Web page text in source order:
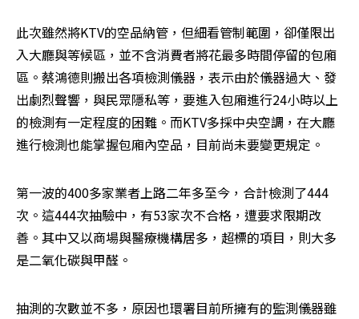
此次雖然將KTV的空品納管，但細看管制範圍，卻僅限出
入大廳與等候區，並不含消費者將花最多時間停留的包廂
區。蔡鴻德則搬出各項檢測儀器，表示由於儀器過大、發
出劇烈聲響，與民眾隱私等，要進入包廂進行24小時以上
的檢測有一定程度的困難。而KTV多採中央空調，在大廳
進行檢測也能掌握包廂內空品，目前尚未要變更規定。
第一波的400多家業者上路二年多至今，合計檢測了444
次。這444次抽驗中，有53家次不合格，遭要求限期改
善。其中又以商場與醫療機構居多，超標的項目，則大多
是二氧化碳與甲醛。
抽測的次數並不多，原因也環署目前所擁有的監測儀器雖